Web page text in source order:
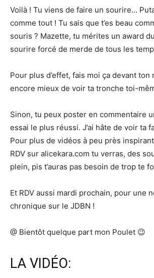
Voilà ! Tu viens de faire un sourire…
comme tout ! Tu sais que t’es beau
souris ? Mazette, tu mérites un award
sourire forcé de merde de tous les
Pour plus d’effet, fais moi ça devant ton
encore mieux de voir ta tronche toi-
Sinon, tu peux poster en commentaire
essai le plus réussi. J’ai hâte de voir ta
Pour plus de vidéos à peu près
RDV sur alicekara.com tu verras, des
plein, pis t’auras pas besoin de trop te
Et RDV aussi mardi prochain, pour une
chronique sur le JDBN !
@ Bientôt quelque part mon Poulet 😉
LA VIDÉO: